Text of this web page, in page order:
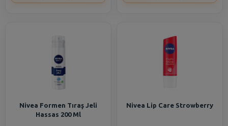
Nivea Formen Tıraş Jeli
Hassas 200 Ml
Nivea Lip Care Strowberry